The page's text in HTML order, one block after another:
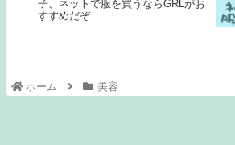
子、ネットで服を買うならGRLがお
すすめだぞ
ホーム 美容